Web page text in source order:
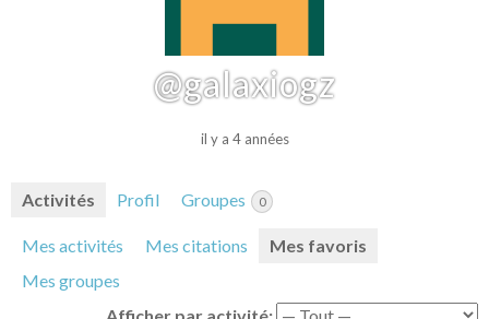
@galaxiogz
il y a 4 années
Activités Profil Groupes 0
Mes activités Mes citations
Mes favoris
Mes groupes